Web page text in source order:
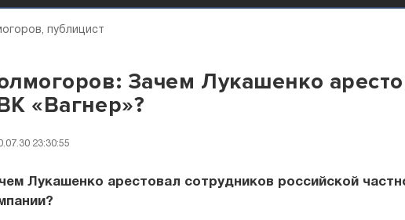
публицист
Зачем Лукашенко
«Вагнер»?
23:30:55
Лукашенко арестовал сотрудников российской